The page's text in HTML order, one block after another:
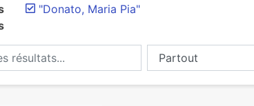
"Donato, Maria Pia"
résultats... Chercher dans...